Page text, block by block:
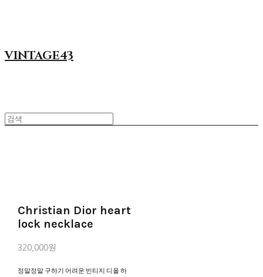
VINTAGE43
Christian Dior heart
lock necklace
320,000원
정말정말 구하기 어려운 빈티지 디올 하